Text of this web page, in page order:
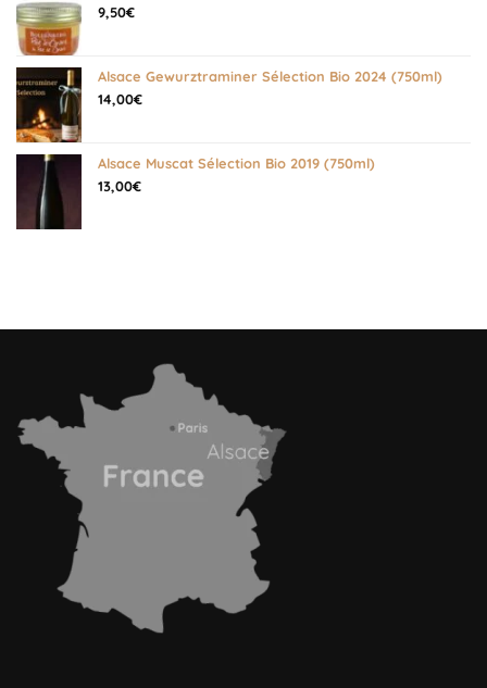
9,50€
Alsace Gewurztraminer Sélection Bio 2024 (750ml)
14,00€
Alsace Muscat Sélection Bio 2019 (750ml)
13,00€